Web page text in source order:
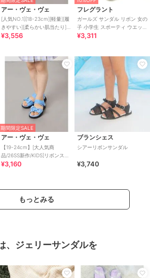
アー・ヴェ・ヴェ
[人気NO.1][18-23cm][軽量][履
きやすい][柔らかい肌当たり]リ
ボンスポサン
¥3,556
フレグラント
ガールズ サンダル リボン 女の
子 小学生 スポーティ ウエッジ
ソール プレゼント
¥3,311
期間限定SALE
アー・ヴェ・ヴェ
【19-24cm】[大人気商
品/26SS新作/KIDS]リボンスポ
サン
¥3,160
ブランシェス
シアーリボンサンダル
¥3,740
もっとみる
、ジェリーサンダルを